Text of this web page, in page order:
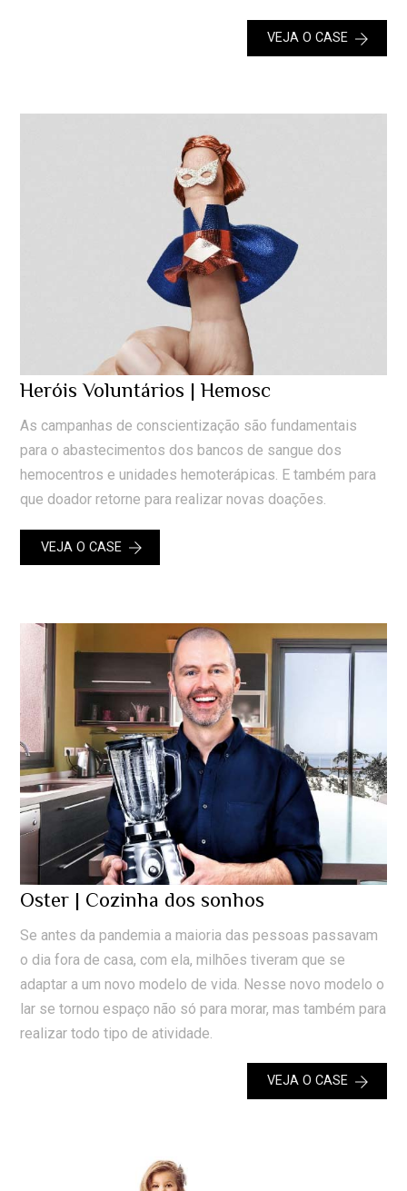
VEJA O CASE
Heróis Voluntários | Hemosc
As campanhas de conscientização são fundamentais
para o abastecimentos dos bancos de sangue dos
hemocentros e unidades hemoterápicas. E também para
que doador retorne para realizar novas doações.
VEJA O CASE
Oster | Cozinha dos sonhos
Se antes da pandemia a maioria das pessoas passavam
o dia fora de casa, com ela, milhões tiveram que se
adaptar a um novo modelo de vida. Nesse novo modelo o
lar se tornou espaço não só para morar, mas também para
realizar todo tipo de atividade.
VEJA O CASE